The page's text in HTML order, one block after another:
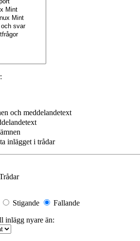
och meddelandetext
inlägget i trådar
Stigande
Fallande
inlägg nyare än: